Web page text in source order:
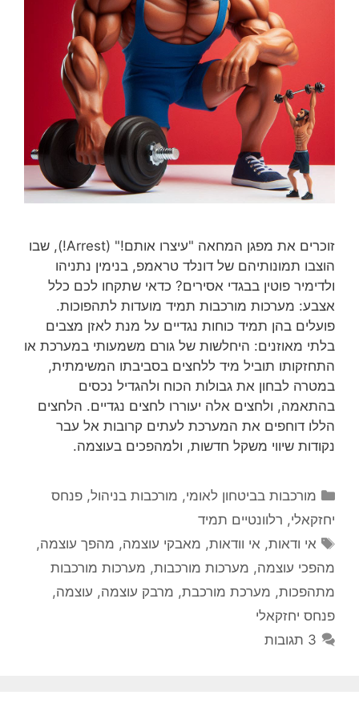
זוכרים את מפגן המחאה "עיצרו אותם!" (Arrest!), שבו
הוצבו תמונותיהם של דונלד טראמפ, בנימין נתניהו
ולדימיר פוטין בבגדי אסירים? כדאי שתקחו לכם כלל
אצבע: מערכות מורכבות תמיד מועדות לתהפוכות.
פועלים בהן תמיד כוחות נגדיים על מנת לאזן מצבים
בלתי מאוזנים: היחלשות של גורם משמעותי במערכת או
התחזקותו תוביל מיד ללחצים בסביבתו המשימתית,
במטרה לבחון את גבולות הכוח ולהגדיל נכסים
בהתאמה, ולחצים אלה יעוררו לחצים נגדיים. הלחצים
הללו דוחפים את המערכת לעתים קרובות אל עבר
נקודות שיווי משקל חדשות, ולמהפכים בעוצמה.
קטגוריות
מורכבות בביטחון לאומי, מורכבות בניהול,פנחס
יחזקאלי, רלוונטיים תמיד
תגיות
אי ודאות, אי וודאות, מאבקי עוצמה, מהפך עוצמה,
מהפכי עוצמה, מערכות מורכבות, מערכות מורכבות
מתהפכות, מערכת מורכבת, מרבק עוצמה, עוצמה,
פנחס יחזקאלי
3 תגובות